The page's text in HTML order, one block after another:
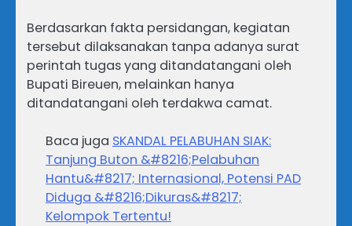
Berdasarkan fakta persidangan, kegiatan
tersebut dilaksanakan tanpa adanya surat
perintah tugas yang ditandatangani oleh
Bupati Bireuen, melainkan hanya
ditandatangani oleh terdakwa camat.
Baca juga SKANDAL PELABUHAN SIAK:
Tanjung Buton &#8216;Pelabuhan
Hantu&#8217; Internasional, Potensi PAD
Diduga &#8216;Dikuras&#8217;
Kelompok Tertentu!